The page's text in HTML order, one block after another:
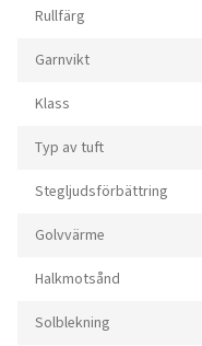
Rullfärg
Garnvikt
Klass
Typ av tuft
Stegljudsförbättring
Golvvärme
Halkmotsånd
Solblekning